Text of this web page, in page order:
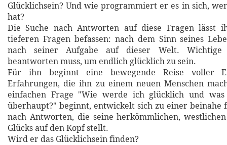
Glücklichsein? Und wie programmiert er es in sich,
hat?
Die Suche nach Antworten auf diese Fragen lässt
tieferen Fragen befassen: nach dem Sinn seines
nach seiner Aufgabe auf dieser Welt.
beantworten muss, um endlich glücklich zu sein.
Für ihn beginnt eine bewegende Reise voller
Erfahrungen, die ihn zu einem neuen Menschen
einfachen Frage "Wie werde ich glücklich und was
überhaupt?" beginnt, entwickelt sich zu einer beinahe
nach Antworten, die seine herkömmlichen,
Glücks auf den Kopf stellt.
Wird er das Glücklichsein finden?